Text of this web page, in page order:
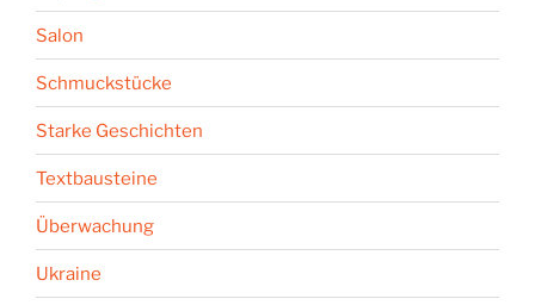
Salon
Schmuckstücke
Starke Geschichten
Textbausteine
Überwachung
Ukraine